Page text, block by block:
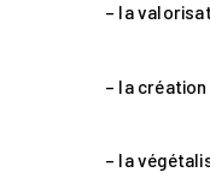
– la
– la
– la